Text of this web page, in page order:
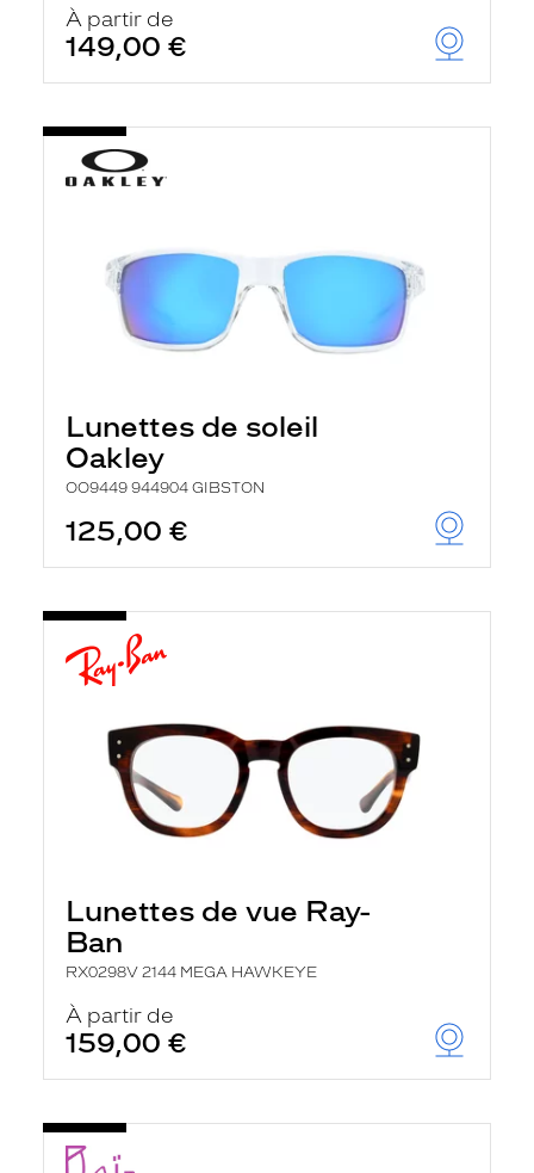
À partir de
149,00 €
Lunettes de soleil
Oakley
OO9449 944904 GIBSTON
125,00 €
Lunettes de vue Ray-
Ban
RX0298V 2144 MEGA HAWKEYE
À partir de
159,00 €